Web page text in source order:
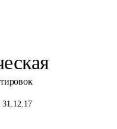
31.12.17